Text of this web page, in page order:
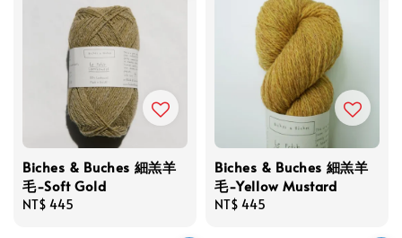
Biches & Buches 細羔羊
毛-Soft Gold
Regular
NT$ 445
Biches & Buches 細羔羊
毛-Yellow Mustard
Regular
NT$ 445